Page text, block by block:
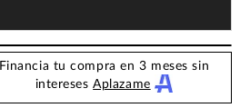
Financia tu compra en 3 meses sin
interesesAplazame